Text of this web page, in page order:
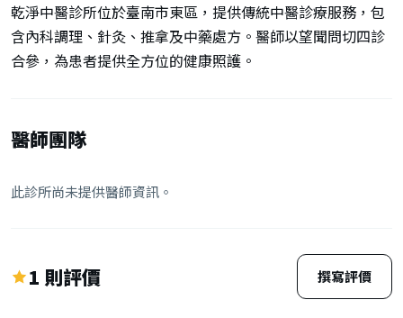
乾淨中醫診所位於臺南市東區，提供傳統中醫診療服務，包
含內科調理、針灸、推拿及中藥處方。醫師以望聞問切四診
合參，為患者提供全方位的健康照護。
醫師團隊
此診所尚未提供醫師資訊。
1 則評價 撰寫評價